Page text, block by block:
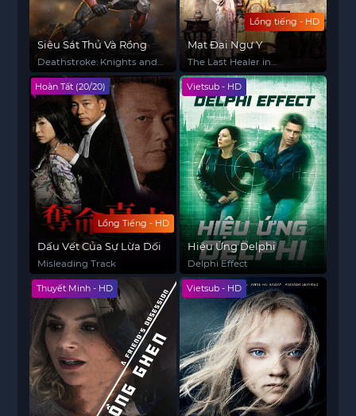
Siêu Sát Thủ Và Rồng
Deathstroke: Knights and
Dragons - The Movie
Lồng tiếng - HD
Mạt Đại Ngự Y
The Last Healer in
Forbidden City
Lồng Tiếng - HD
Hoàn Tất (20/20)
Dấu Vết Của Sự Lừa Dối
Misleading Track
Vietsub - HD
Hiệu Ứng Delphi
Delphi Effect
Thuyết Minh - HD Vietsub - HD